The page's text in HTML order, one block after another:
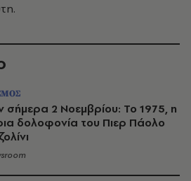
σήμερα 2 Νοεμβρίου: Το 1975, η
δολοφονία του Πιερ Πάολο